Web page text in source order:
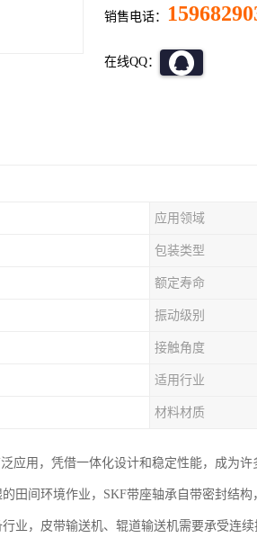
销售电话：
在线QQ：
应用领域
包装类型
额定寿命
振动级别
接触角度
适用行业
材料材质
应用，凭借一体化设计和稳定性能，成为许
田间环境作业，SKF带座轴承自带密封结构
业，皮带输送机、辊道输送机需要承受连